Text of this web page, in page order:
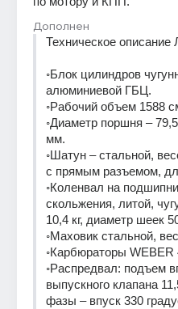
Дополнен
Техническое
◦Блок цилиндров
алюминиевой ГБЦ.
◦Рабочий объем 1588
◦Диаметр поршня –
мм.
◦Шатун – стальной,
с прямым разъемом,
◦Коленвал на
скольжения, литой,
10,4 кг, диаметр шеек
◦Маховик стальной,
◦Карбюраторы WEBER
◦Распредвал: подъем
выпускного клапана
фазы – впуск 330